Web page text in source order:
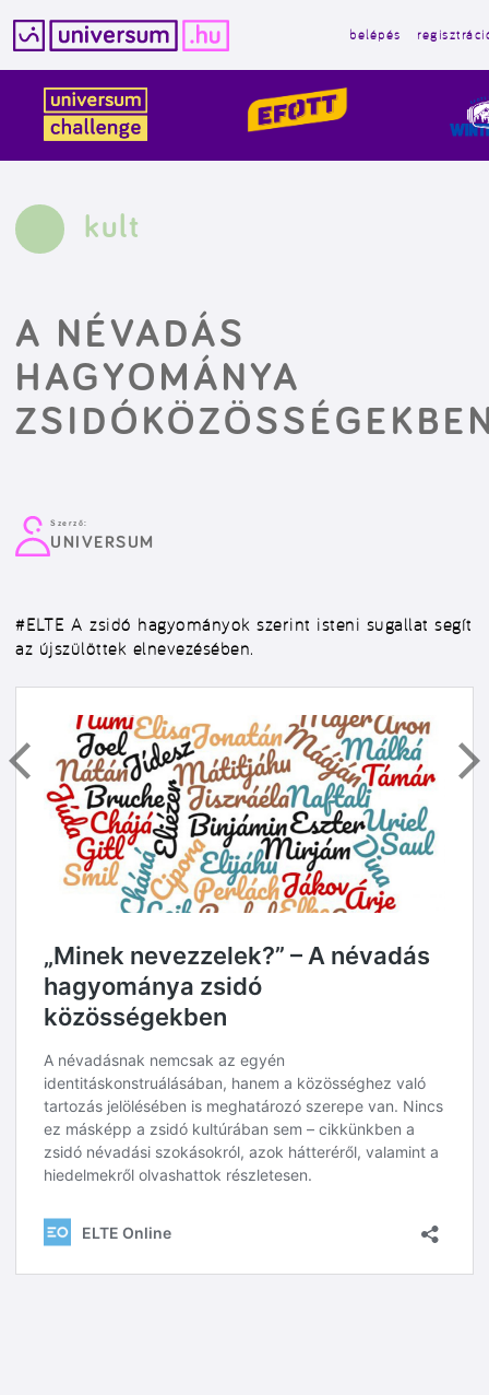
tartalomba
belépés
kult
A NÉVADÁS
HAGYOMÁNYA
Szerző:
UNIVERSUM
#ELTE A zsidó hagyományok szerint isteni sugallat segít
az újszülöttek elnevezésében.